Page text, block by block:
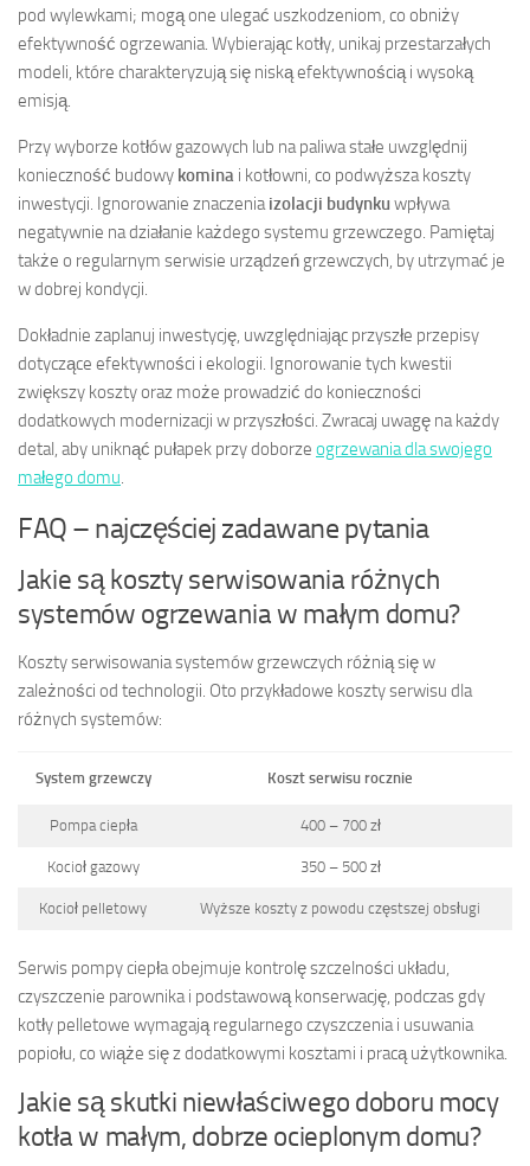
pod wylewkami; mogą one ulegać uszkodzeniom, co obniży
efektywność ogrzewania. Wybierając kotły, unikaj przestarzałych
modeli, które charakteryzują się niską efektywnością i wysoką
emisją.
Przy wyborze kotłów gazowych lub na paliwa stałe uwzględnij
konieczność budowy komina i kotłowni, co podwyższa koszty
inwestycji. Ignorowanie znaczeniaizolacji budynkuwpływa
negatywnie na działanie każdego systemu grzewczego. Pamiętaj
także o regularnym serwisie urządzeń grzewczych, by utrzymać je
w dobrej kondycji.
Dokładnie zaplanuj inwestycję, uwzględniając przyszłe przepisy
dotyczące efektywności i ekologii. Ignorowanie tych kwestii
zwiększy koszty oraz może prowadzić do konieczności
dodatkowych modernizacji w przyszłości. Zwracaj uwagę na każdy
detal, aby uniknąć pułapek przy doborze ogrzewania dla swojego
małego domu.
FAQ – najczęściej zadawane pytania
Jakie są koszty serwisowania różnych
systemów ogrzewania w małym domu?
Koszty serwisowania systemów grzewczych różnią się w
zależności od technologii. Oto przykładowe koszty serwisu dla
różnych systemów:
System grzewczy Koszt serwisu rocznie
Pompa ciepła 400 – 700 zł
Kocioł gazowy 350 – 500 zł
Kocioł pelletowy Wyższe koszty z powodu częstszej obsługi
Serwis pompy ciepła obejmuje kontrolę szczelności układu,
czyszczenie parownika i podstawową konserwację, podczas gdy
kotły pelletowe wymagają regularnego czyszczenia i usuwania
popiołu, co wiąże się z dodatkowymi kosztami i pracą użytkownika.
Jakie są skutki niewłaściwego doboru mocy
kotła w małym, dobrze ocieplonym domu?